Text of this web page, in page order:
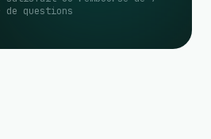
de questions